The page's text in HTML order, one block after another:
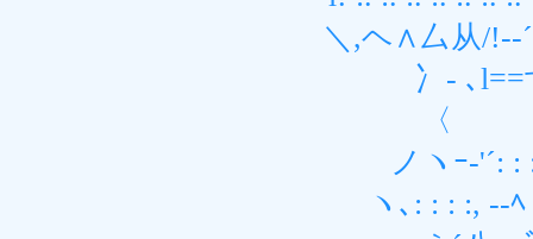
＼,ヘ∧厶从/!-‐´ ,
冫- ､l==
〈 〈)--ｲ !
ノヽｰ‐'´: : :
ヽ､: : : :, --ﾍ l